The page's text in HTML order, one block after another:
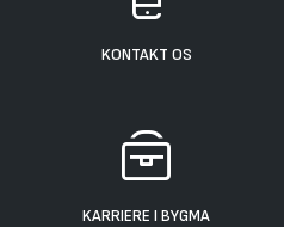
KONTAKT OS
KARRIERE I BYGMA